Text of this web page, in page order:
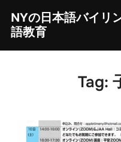
content
NYの日本語バイリ
語教育
Tag: